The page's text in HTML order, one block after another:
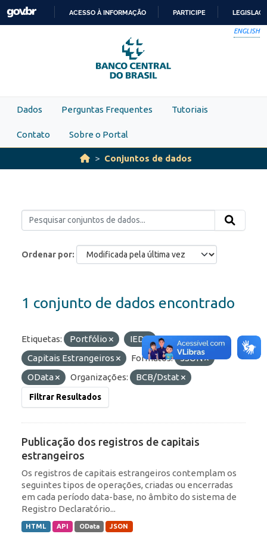
Skip to main content
PARA
O
CONTEÚDO
ACESSO À INFORMAÇÃO PARTICIPE
ENGLISH
Dados Perguntas Frequentes Tutoriais
Contato Sobre o Portal
Conjuntos de dados
Ordenar por
1 conjunto de dados encontrado
Etiquetas: Portfólio
IED
Capitais Estrangeiros
Formatos:
JSON
OData
Organizações: BCB/Dstat
Filtrar Resultados
Publicação dos registros de capitais
estrangeiros
Os registros de capitais estrangeiros contemplam os
seguintes tipos de operações, criadas ou encerradas
em cada período data-base, no âmbito do sistema de
Registro Declaratório...
HTML API OData JSON